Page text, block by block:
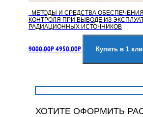
МЕТОДЫ И СРЕДСТВА
КОНТРОЛЯ ПРИ ВЫВОДЕ ИЗ
РАДИАЦИОННЫХ ИСТОЧНИКОВ
9000,00₽цена
4950,00₽цена:
Купить в 1
ХОТИТЕ ОФОРМИТЬ